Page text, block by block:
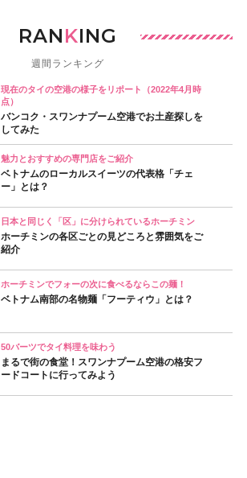
RANKING
週間ランキング
現在のタイの空港の様子をリポート（2022年4月時
点）
バンコク・スワンナプーム空港でお土産探しを
してみた
魅力とおすすめの専門店をご紹介
ベトナムのローカルスイーツの代表格「チェ
ー」とは？
日本と同じく「区」に分けられているホーチミン
ホーチミンの各区ごとの見どころと雰囲気をご
紹介
ホーチミンでフォーの次に食べるならこの麺！
ベトナム南部の名物麺「フーティウ」とは？
50バーツでタイ料理を味わう
まるで街の食堂！スワンナプーム空港の格安フ
ードコートに行ってみよう